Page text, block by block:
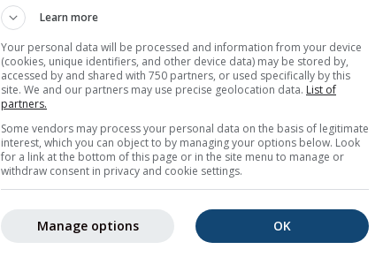
Learn more
Your personal data will be processed and information from your device
(cookies, unique identifiers, and other device data) may be stored by,
accessed by and shared with 750 partners, or used specifically by this
site. We and our partners may use precise geolocation data. List of
partners.
Some vendors may process your personal data on the basis of legitimate
interest, which you can object to by managing your options below. Look
for a link at the bottom of this page or in the site menu to manage or
withdraw consent in privacy and cookie settings.
OK
Manage options